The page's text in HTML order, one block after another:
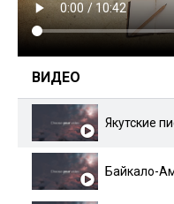
ВИДЕО
Якутские
Байкало-